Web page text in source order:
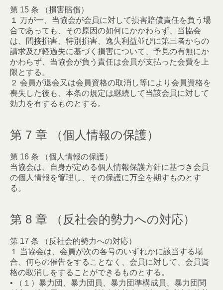
第 15 条 （損害賠償）
１ 万が一、当協会が会員に対して損害賠償責任を負う場
合であっても、その原因の如何にかかわらず、当協会
は、間接損害、特別損害、逸失利益並びに第三者からの
請求及び軽過失に基づく損害について、予見の有無にか
かわらず、当協会が負う責任は会員が支払った会費を上
限とする。
２ 会員が退会又は会員資格の取消し等により会員資格を
喪失した後も、本条の規定は継続して当該会員に対して
効力を有するものとする。
第 7 章 （個人情報の保護）
第 16 条 （個人情報の保護）
当協会は、自身が定める個人情報保護方針に基づき会員
の個人情報を管理し、その保護に万全を期すものとす
る。
第 8 章 （反社会的勢力への対応）
第 17 条 （反社会的勢力への対応）
１ 当協会は、会員が次の各号のいずれかに該当する場
合、何らの催告をすることなく、会員に対して、会員資
格の取消しをすることができるものとする。
• （１）暴力団、暴力団員、暴力団準構成員、暴力団関